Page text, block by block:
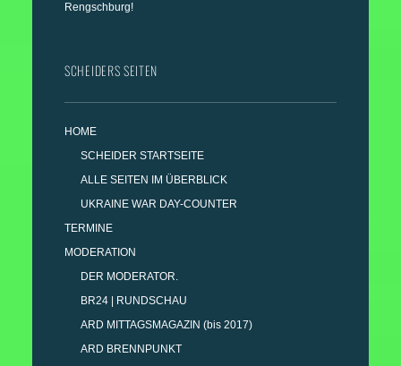
Rengschburg!
SCHEIDERS SEITEN
HOME
SCHEIDER STARTSEITE
ALLE SEITEN IM ÜBERBLICK
UKRAINE WAR DAY-COUNTER
TERMINE
MODERATION
DER MODERATOR.
BR24 | RUNDSCHAU
ARD MITTAGSMAGAZIN (bis 2017)
ARD BRENNPUNKT